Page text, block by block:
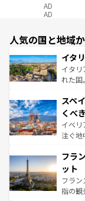
AD
AD
人気の国と地域
イタ
イタ
れた国。
ろん
景など
ピザ
できる
なお
しい。
スペ
くべ
イベ
注ぐ地
文化が
れる
る。
アート
フラ
ット
フラ
指の観